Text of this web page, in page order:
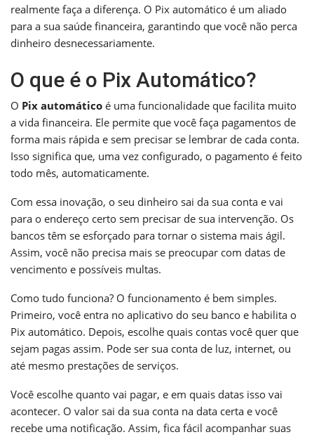
realmente faça a diferença. O Pix automático é um aliado
para a sua saúde financeira, garantindo que você não perca
dinheiro desnecessariamente.
O que é o Pix Automático?
O Pix automático é uma funcionalidade que facilita muito
a vida financeira. Ele permite que você faça pagamentos de
forma mais rápida e sem precisar se lembrar de cada conta.
Isso significa que, uma vez configurado, o pagamento é feito
todo mês, automaticamente.
Com essa inovação, o seu dinheiro sai da sua conta e vai
para o endereço certo sem precisar de sua intervenção. Os
bancos têm se esforçado para tornar o sistema mais ágil.
Assim, você não precisa mais se preocupar com datas de
vencimento e possíveis multas.
Como tudo funciona? O funcionamento é bem simples.
Primeiro, você entra no aplicativo do seu banco e habilita o
Pix automático. Depois, escolhe quais contas você quer que
sejam pagas assim. Pode ser sua conta de luz, internet, ou
até mesmo prestações de serviços.
Você escolhe quanto vai pagar, e em quais datas isso vai
acontecer. O valor sai da sua conta na data certa e você
recebe uma notificação. Assim, fica fácil acompanhar suas